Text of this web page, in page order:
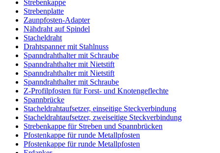
Strebenkappe
Strebenplatte
Zaunpfosten-Adapter
Nähdraht auf Spindel
Stacheldraht
Drahtspanner mit Stahlnuss
Spanndrahthalter mit Schraube
Spanndrahthalter mit Nietstift
Spanndrahthalter mit Nietstift
Spanndrahthalter mit Schraube
Z-Profilpfosten für Forst- und Knotengeflechte
Spannbrücke
Stacheldrahtaufsetzer, einseitige Steckverbindung
Stacheldrahtaufsetzer, zweiseitige Steckverbindung
Strebenkappe für Streben und Spannbrücken
Pfostenkappe für runde Metallpfosten
Pfostenkappe für runde Metallpfosten